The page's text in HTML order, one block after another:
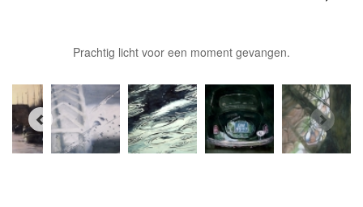
Prachtig licht voor een moment gevangen.